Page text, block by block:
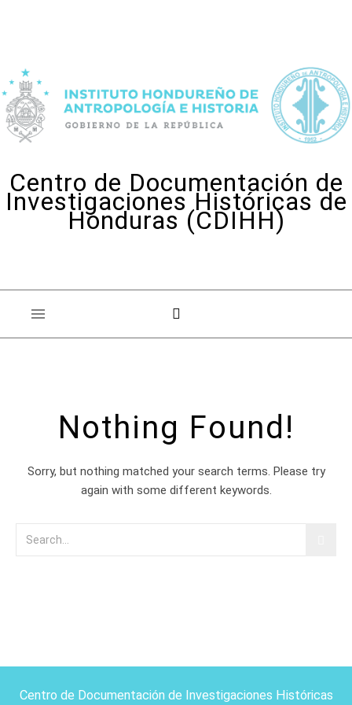
Centro de Documentación de
Investigaciones Históricas de
Honduras (CDIHH)
Nothing Found!
Sorry, but nothing matched your search terms. Please try
again with some different keywords.
Centro de Documentación de Investigaciones Históricas